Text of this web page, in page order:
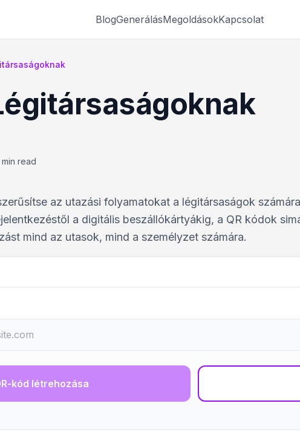
BlogGenerálásMegoldásokKapcsolat
min read
az utazási folyamatokat a légitársaságok
a digitális beszállókártyákig, a QR kódok
mind az utasok, mind a személyzet számára.
kód létrehozása